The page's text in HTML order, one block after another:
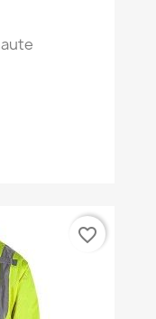
favorite_border